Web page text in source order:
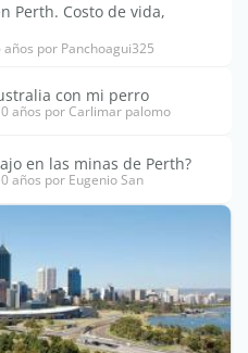
Perth. Costo de vida,
por Panchoagui325
con mi perro
años por Carlimar palomo
en las minas de Perth?
años por Eugenio San